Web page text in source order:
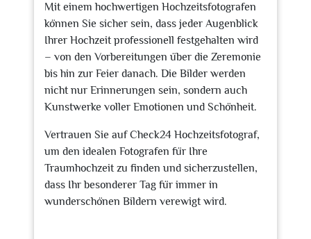
Mit einem hochwertigen Hochzeitsfotografen
können Sie sicher sein, dass jeder Augenblick
Ihrer Hochzeit professionell festgehalten wird
– von den Vorbereitungen über die Zeremonie
bis hin zur Feier danach. Die Bilder werden
nicht nur Erinnerungen sein, sondern auch
Kunstwerke voller Emotionen und Schönheit.
Vertrauen Sie auf Check24 Hochzeitsfotograf,
um den idealen Fotografen für Ihre
Traumhochzeit zu finden und sicherzustellen,
dass Ihr besonderer Tag für immer in
wunderschönen Bildern verewigt wird.